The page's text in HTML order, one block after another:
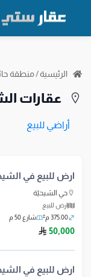
الرئيسية/منطقة
عقارات
أراضي للبيع
ارض للبيع في
حي الشيحيّة
ارض للبيع
375.00 م²
شارع 50 م
50,000 ريال
ارض للبيع في